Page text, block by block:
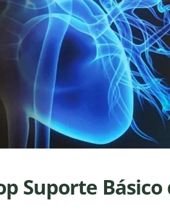
Suporte Básico